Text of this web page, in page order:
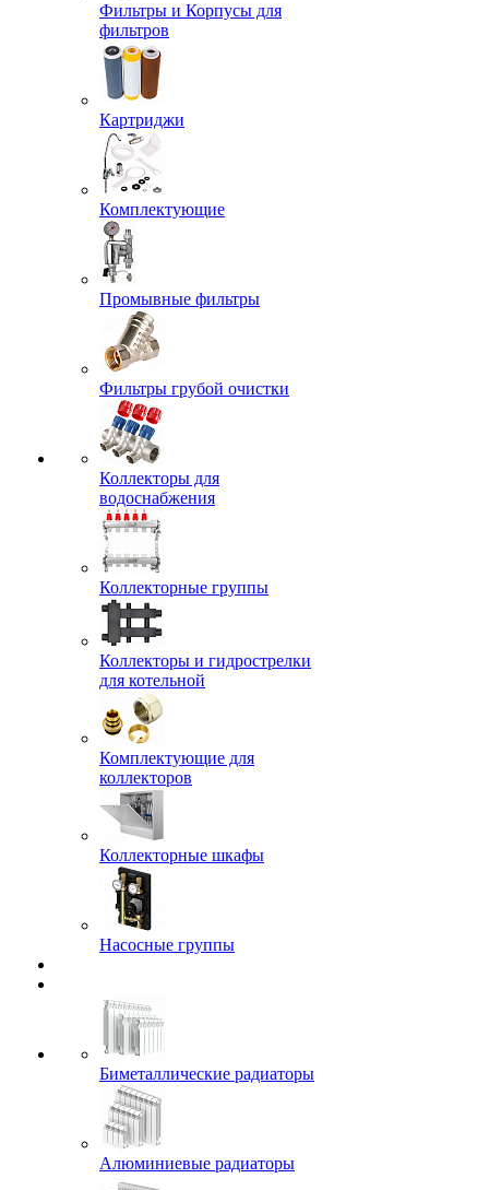
Фильтры и Корпусы для
фильтров
Картриджи
Комплектующие
Промывные фильтры
Фильтры грубой очистки
Коллекторы для
водоснабжения
Коллекторные группы
Коллекторы и гидрострелки
для котельной
Комплектующие для
коллекторов
Коллекторные шкафы
Насосные группы
Биметаллические радиаторы
Алюминиевые радиаторы